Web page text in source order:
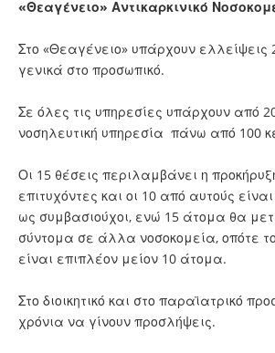
«Θεαγένειο» Αντικαρκινικό
Στο «Θεαγένειο» υπάρχουν ελλείψεις
γενικά στο προσωπικό.
Σε όλες τις υπηρεσίες υπάρχουν από
νοσηλευτική υπηρεσία πάνω από 100
Οι 15 θέσεις περιλαμβάνει η
επιτυχόντες και οι 10 από αυτούς
ως συμβασιούχοι, ενώ 15 άτομα θα
σύντομα σε άλλα νοσοκομεία, οπότε
είναι επιπλέον μείον 10 άτομα.
Στο διοικητικό και στο παραϊατρικό
χρόνια να γίνουν προσλήψεις.